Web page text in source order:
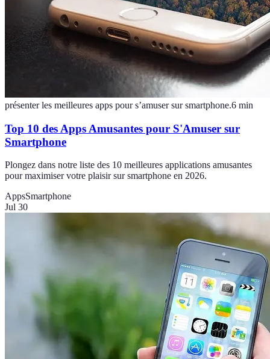
présenter les meilleures apps pour s’amuser sur smartphone.6 min
Top 10 des Apps Amusantes pour S'Amuser sur
Smartphone
Plongez dans notre liste des 10 meilleures applications amusantes
pour maximiser votre plaisir sur smartphone en 2026.
AppsSmartphone
Jul 30